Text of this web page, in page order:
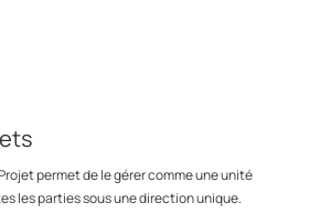
permet de le gérer comme une unité
les parties sous une direction unique.